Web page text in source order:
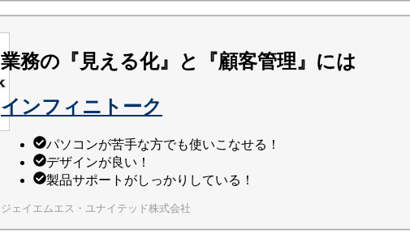
業務の『見える化』と『顧客管理』には
インフィニトーク
パソコンが苦手な方でも使いこなせる！
デザインが良い！
製品サポートがしっかりしている！
ジェイエムエス・ユナイテッド株式会社